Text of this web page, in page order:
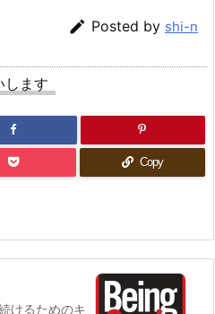
 Posted by shi-n
します
Copy
けるためのキ